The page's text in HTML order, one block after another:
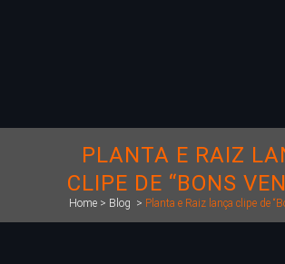
PLANTA E RAIZ
CLIPE DE “BONS
Home > Blog > Planta e Raiz lança clipe de